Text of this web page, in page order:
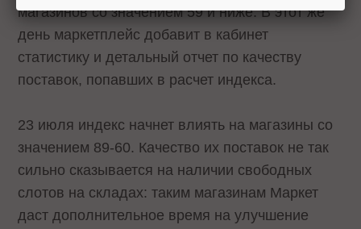
магазинов со значением 59 и ниже. В этот же
день маркетплейс добавит в кабинет
статистику и детальный отчет по качеству
поставок, попавших в расчет индекса.
23 июля индекс начнет влиять на магазины со
значением 89-60. Качество их поставок не так
сильно сказывается на наличии свободных
слотов на складах: таким магазинам Маркет
даст дополнительное время на улучшение